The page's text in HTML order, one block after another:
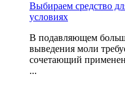
Выбираем средство
условиях
В подавляющем
выведения моли
сочетающий
...